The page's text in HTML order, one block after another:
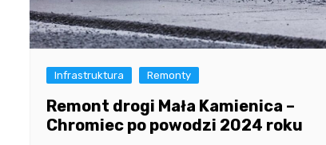
Infrastruktura Remonty
Remont drogi Mała Kamienica –
Chromiec po powodzi 2024 roku